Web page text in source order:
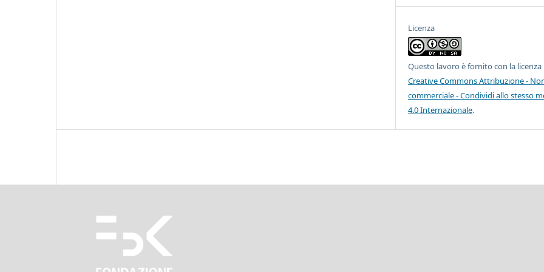
Licenza
Questo lavoro è fornito con la licenza
Creative Commons Attribuzione -
commerciale - Condividi allo stesso
4.0 Internazionale.